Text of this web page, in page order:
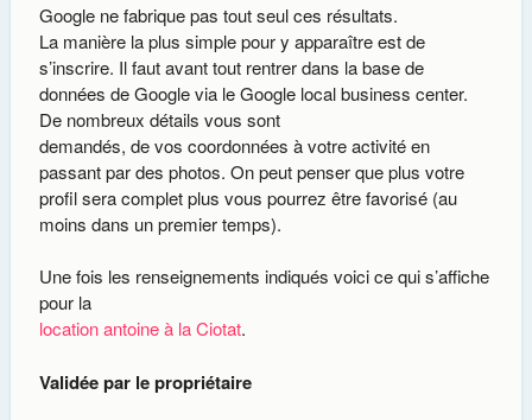
Google ne fabrique pas tout seul ces résultats.
La manière la plus simple pour y apparaître est de
s’inscrire. Il faut avant tout rentrer dans la base de
données de Google via le Google local business center.
De nombreux détails vous sont
demandés, de vos coordonnées à votre activité en
passant par des photos. On peut penser que plus votre
profil sera complet plus vous pourrez être favorisé (au
moins dans un premier temps).
Une fois les renseignements indiqués voici ce qui s’affiche
pour la
location antoine à la Ciotat.
Validée par le propriétaire